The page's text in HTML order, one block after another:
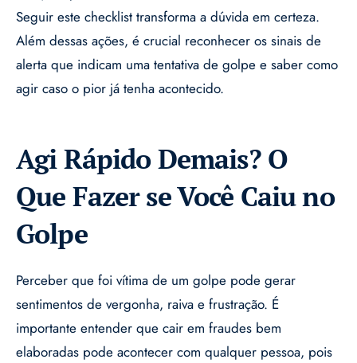
Seguir este checklist transforma a dúvida em certeza.
Além dessas ações, é crucial reconhecer os sinais de
alerta que indicam uma tentativa de golpe e saber como
agir caso o pior já tenha acontecido.
Agi Rápido Demais? O
Que Fazer se Você Caiu no
Golpe
Perceber que foi vítima de um golpe pode gerar
sentimentos de vergonha, raiva e frustração. É
importante entender que cair em fraudes bem
elaboradas pode acontecer com qualquer pessoa, pois